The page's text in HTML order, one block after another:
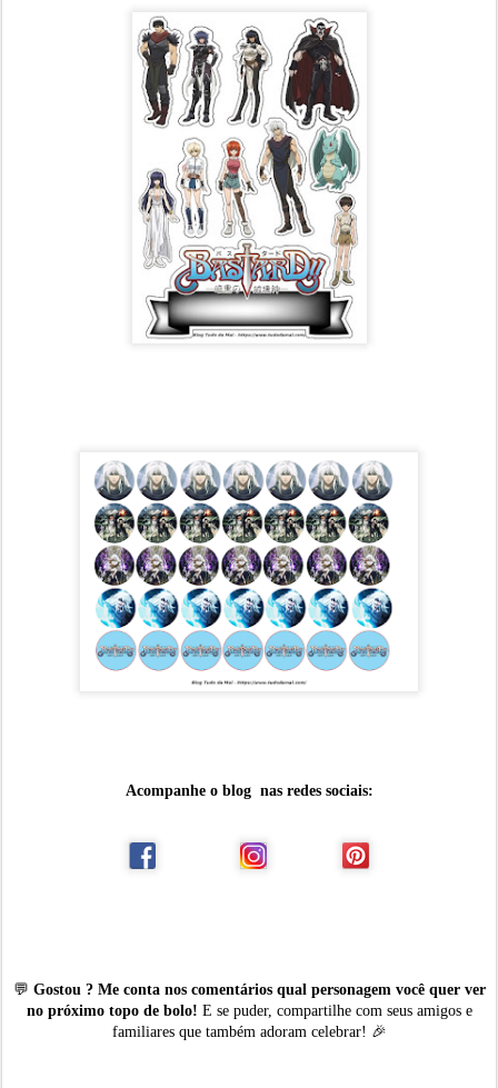
Acompanhe o blog nas redes sociais:
💬 Gostou ? Me conta nos comentários qual personagem você quer ver
no próximo topo de bolo! E se puder, compartilhe com seus amigos e
familiares que também adoram celebrar! 🎉